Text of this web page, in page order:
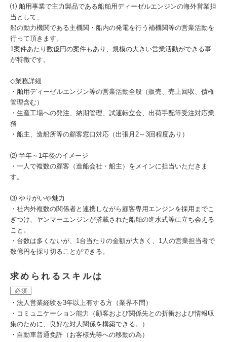
⑴ 舶用事業で主力製品である船舶用ディーゼルエンジンの海外営業担
当として、
船の動力機関である主機関・船内の発電を行う補機関等の営業活動を
行って頂きます。
1案件あたり数億円の案件もあり、規模の大きい営業活動ができる事
が特徴です。
◇業務詳細
・舶用ディーゼルエンジン等の営業活動全般（販売、売上回収、債権
管理含む）
・生産工場への発注、納期管理、試運転立会、出荷手配等受注対応業
務
・船主、造船所等の顧客窓口対応（出張月2～3回程度あり）
⑵ 半年～1年後のイメージ
・一人で複数の顧客（造船会社・船主）をメインに担当いただきま
す。
⑶ やりがいや魅力
・社内外複数の関係者と連携しながら顧客専用エンジンを採用までこ
ぎつけ、ヤンマーエンジンが搭載された船舶の進水式等に立ち会える
こと。
・台数は多くないが、1台当たりの金額が大きく、1人の営業担当者で
数億円を採り切ることができる。
求められるスキルは
必須
・法人営業経験を3年以上有する方（業界不問）
・コミュニケーション能力（顧客および関係先との折衝および情報収
集のために、良好な対人関係を構築できる。）
・自動車普通免許（お客様先等への移動の為）